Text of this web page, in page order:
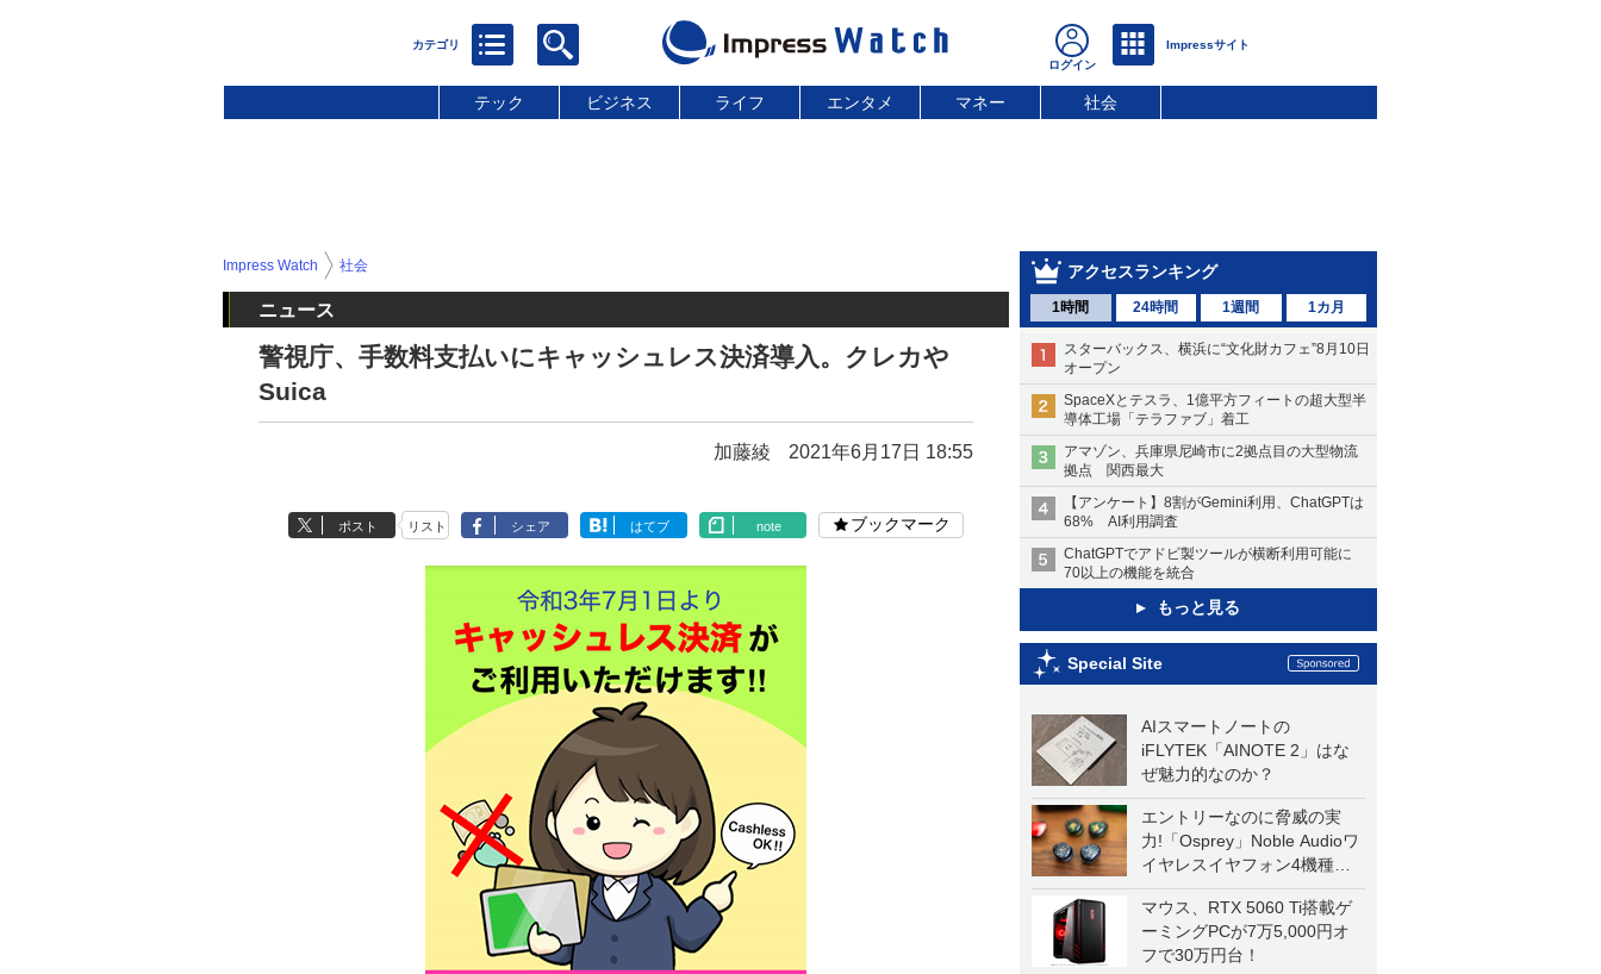
テック ビジネス ライフ エンタメ マネー 社会
アクセスランキング
1時間 24時間 1週間 1カ月
スターバックス、横浜に“文化財カフェ”8月10日
オープン
SpaceXとテスラ、1億平方フィートの超大型半
導体工場「テラファブ」着工
アマゾン、兵庫県尼崎市に2拠点目の大型物流
拠点 関西最大
【アンケート】8割がGemini利用、ChatGPTは
68% AI利用調査
ChatGPTでアドビ製ツールが横断利用可能に
70以上の機能を統合
もっと見る
Special Site
AIスマートノートの
iFLYTEK「AINOTE 2」はな
ぜ魅力的なのか？
エントリーなのに脅威の実
力!「Osprey」Noble Audioワ
イヤレスイヤフォン4機種を
一気に聴く
マウス、RTX 5060 Ti搭載ゲ
ーミングPCが7万5,000円オ
フで30万円台！
Impress Watch 社会
ニュース
警視庁、手数料支払いにキャッシュレス決済導入。クレカや
Suica
加藤綾 2021年6月17日 18:55
ポスト リスト シェア はてブ note ブックマーク